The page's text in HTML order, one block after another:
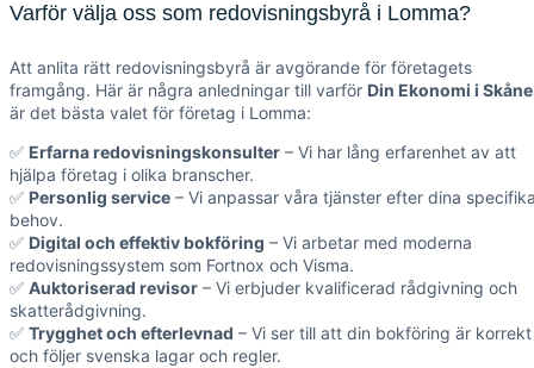
Varför välja oss som redovisningsbyrå i Lomma?
Att anlita rätt redovisningsbyrå är avgörande för företagets
framgång. Här är några anledningar till varför Din Ekonomi i Skåne
är det bästa valet för företag i Lomma:
✅ Erfarna redovisningskonsulter – Vi har lång erfarenhet av att
hjälpa företag i olika branscher.
✅ Personlig service – Vi anpassar våra tjänster efter dina
behov.
✅ Digital och effektiv bokföring – Vi arbetar med moderna
redovisningssystem som Fortnox och Visma.
✅ Auktoriserad revisor – Vi erbjuder kvalificerad rådgivning och
skatterådgivning.
✅ Trygghet och efterlevnad – Vi ser till att din bokföring är korrekt
och följer svenska lagar och regler.